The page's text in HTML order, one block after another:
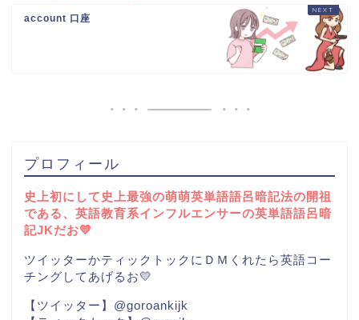
account 口座
プロフィール
史上初にして史上最強の萌萌英単語語呂暗記法の開祖
である、英語教育系インフルエンサーの英単語語呂暗
記JKだお💛
ツイッターかティックトックにＤＭくれたら英語コー
チングしてあげるお💛
【ツイッター】@goroankijk